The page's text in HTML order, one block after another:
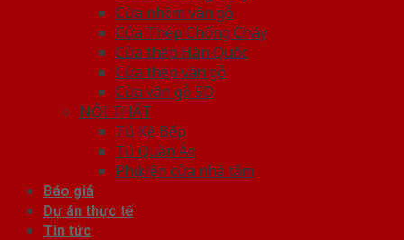
Cửa nhôm vân gỗ
Cửa Thép Chống Cháy
Cửa thép Hàn Quốc
Cửa thép vân gỗ
Cửa vân gỗ 5D
NỘI THẤT
Tủ Kệ Bếp
Tủ Quần Áo
Phụ kiện cửa nhà tắm
Báo giá
Dự án thực tế
Tin tức